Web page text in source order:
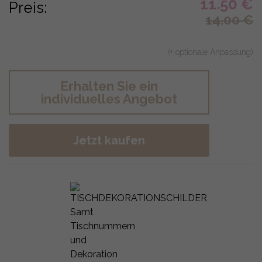
Preis: 11.50 €
14.00€
(+ optionale Anpassung)
Erhalten Sie ein
individuelles Angebot
Jetzt kaufen